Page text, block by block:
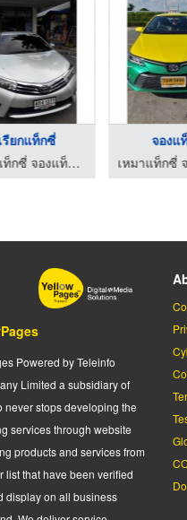
รียกแท็กซี่
เหมาแท็กซี่ จองแท็กซี่ เรียกแท็กซี่ รถตู้ ไปต่างจังหวัด ไปทั่วไทย รับ-ส่งสนามบินทั่วประเทศ มีรถให้บริการตลอด 24 ชั่วโมง
จองแ
Powered by Teleinfo
Limited a subsidiary of
never stops developing the
services through website
products and services from
list that have been verified
display on all business